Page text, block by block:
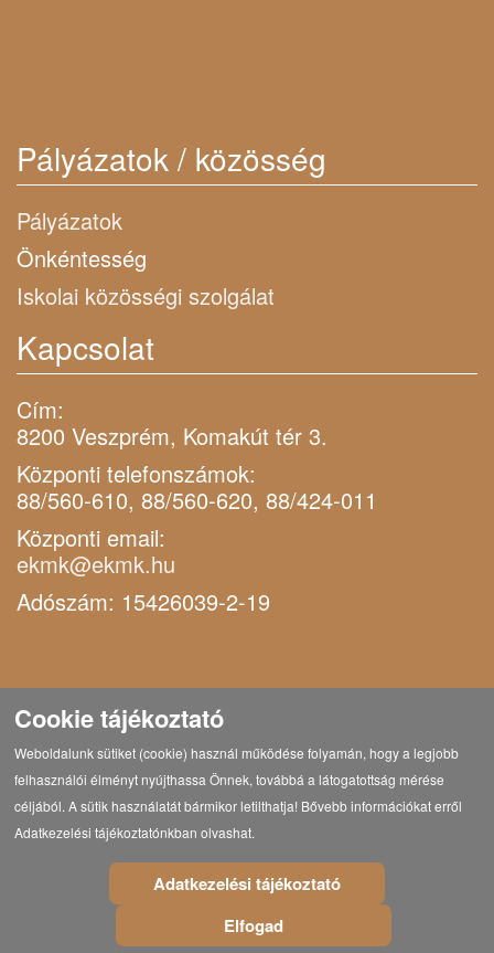
Pályázatok / közösség
Pályázatok
Önkéntesség
Iskolai közösségi szolgálat
Kapcsolat
Cím:
8200 Veszprém, Komakút tér 3.
Központi telefonszámok:
88/560-610, 88/560-620, 88/424-011
Központi email:
ekmk@ekmk.hu
Adószám: 15426039-2-19
© Copyright 2021 Eötvös Károly Megyei Könyvtár
Cookie tájékoztató
Weboldalunk sütiket (cookie) használ működése folyamán, hogy a legjobb
felhasználói élményt nyújthassa Önnek, továbbá a látogatottság mérése
céljából. A sütik használatát bármikor letilthatja! Bővebb információkat erről
Adatkezelési tájékoztatónkban olvashat.
Adatkezelési tájékoztató
Elfogad